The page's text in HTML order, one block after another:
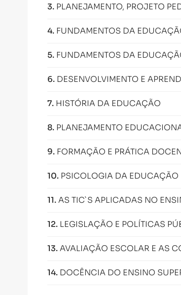
3. PLANEJAMENTO, PROJETO
4. FUNDAMENTOS DA
5. FUNDAMENTOS DA
6. DESENVOLVIMENTO E
7. HISTÓRIA DA EDUCAÇÃO
8. PLANEJAMENTO
9. FORMAÇÃO E PRÁTICA
10. PSICOLOGIA DA EDUCAÇÃO
11.AS TIC`S APLICADAS NO
12. LEGISLAÇÃO E POLÍTICAS
13.AVALIAÇÃO ESCOLAR E AS
14. DOCÊNCIA DO ENSINO